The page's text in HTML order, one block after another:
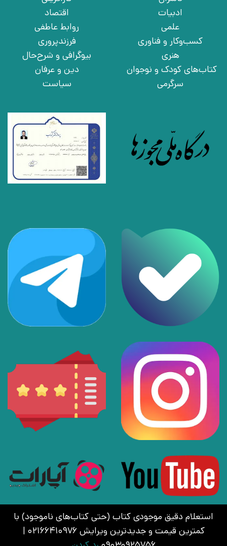
استعلام دقیق موجودی کتاب (حتی کتاب‌های ناموجود) با
کمترین قیمت و جدیدترین ویرایش 02166410976 |
ادبیات
علمی
کسب‌وکار و فناوری
هنری
کتاب‌های کودک و نوجوان
سرگرمی
اقتصاد
روابط عاطفی
فرزندپروری
بیوگرافی و شرح‌حال
دین و عرفان
سیاست